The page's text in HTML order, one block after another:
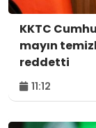
KKTC
mayın
reddetti
11:12